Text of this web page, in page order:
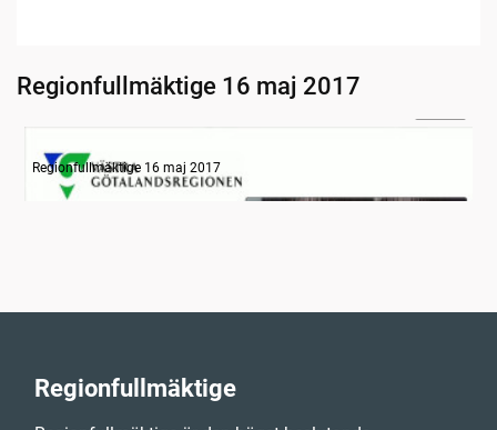
Regionfullmäktige 16 maj 2017
Information om dagens ärenden
Regionfullmäktige 16 maj 2017
Regionfullmäktige